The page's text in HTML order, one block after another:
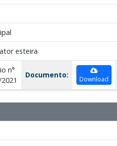
esteira
n°
Documento: Download